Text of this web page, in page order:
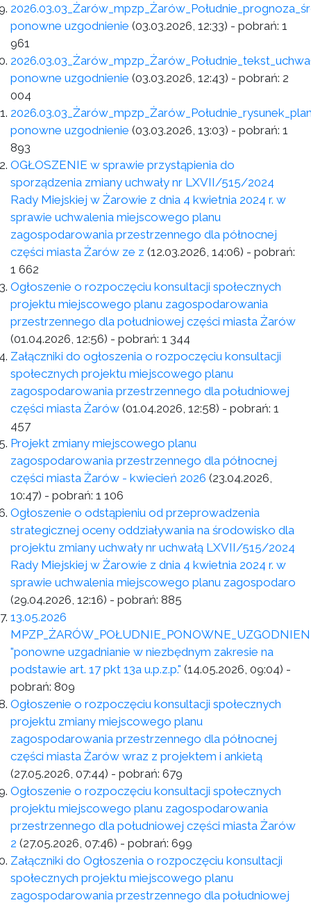
ponowne uzgodnienie (03.03.2026, 12:33) - pobrań: 1
961
ponowne uzgodnienie (03.03.2026, 12:43) - pobrań: 2
004
ponowne uzgodnienie (03.03.2026, 13:03) - pobrań: 1
893
OGŁOSZENIE w sprawie przystąpienia do
sporządzenia zmiany uchwały nr LXVII/515/2024
Rady Miejskiej w Żarowie z dnia 4 kwietnia 2024 r. w
sprawie uchwalenia miejscowego planu
zagospodarowania przestrzennego dla północnej
części miasta Żarów ze z (12.03.2026, 14:06) - pobrań:
1 662
Ogłoszenie o rozpoczęciu konsultacji społecznych
projektu miejscowego planu zagospodarowania
przestrzennego dla południowej części miasta Żarów
(01.04.2026, 12:56) - pobrań: 1 344
Załączniki do ogłoszenia o rozpoczęciu konsultacji
społecznych projektu miejscowego planu
zagospodarowania przestrzennego dla południowej
części miasta Żarów (01.04.2026, 12:58) - pobrań: 1
457
Projekt zmiany miejscowego planu
zagospodarowania przestrzennego dla północnej
części miasta Żarów - kwiecień 2026 (23.04.2026,
10:47) - pobrań: 1 106
Ogłoszenie o odstąpieniu od przeprowadzenia
strategicznej oceny oddziaływania na środowisko dla
projektu zmiany uchwały nr uchwałą LXVII/515/2024
Rady Miejskiej w Żarowie z dnia 4 kwietnia 2024 r. w
sprawie uchwalenia miejscowego planu zagospodaro
(29.04.2026, 12:16) - pobrań: 885
13.05.2026
"ponowne uzgadnianie w niezbędnym zakresie na
podstawie art. 17 pkt 13a u.p.z.p." (14.05.2026, 09:04) -
pobrań: 809
Ogłoszenie o rozpoczęciu konsultacji społecznych
projektu zmiany miejscowego planu
zagospodarowania przestrzennego dla północnej
części miasta Żarów wraz z projektem i ankietą
(27.05.2026, 07:44) - pobrań: 679
Ogłoszenie o rozpoczęciu konsultacji społecznych
projektu miejscowego planu zagospodarowania
przestrzennego dla południowej części miasta Żarów
2 (27.05.2026, 07:46) - pobrań: 699
Załączniki do Ogłoszenia o rozpoczęciu konsultacji
społecznych projektu miejscowego planu
zagospodarowania przestrzennego dla południowej